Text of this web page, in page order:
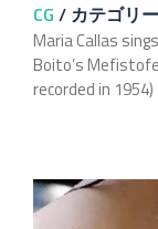
CG / カテゴリー
Maria Callas
Boito’s
recorded in 1954)